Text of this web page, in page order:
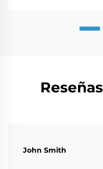
John Smith